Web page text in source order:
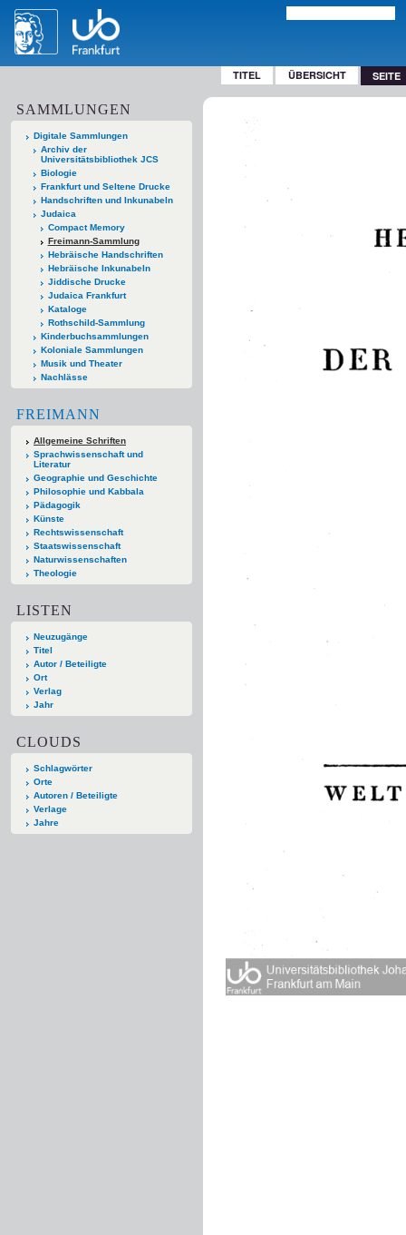
TITEL ÜBERSICHT SEITE
SAMMLUNGEN
Digitale Sammlungen
Archiv der
Universitätsbibliothek JCS
Biologie
Frankfurt und Seltene Drucke
Handschriften und Inkunabeln
Judaica
Compact Memory
Freimann-Sammlung
Hebräische Handschriften
Hebräische Inkunabeln
Jiddische Drucke
Judaica Frankfurt
Kataloge
Rothschild-Sammlung
Kinderbuchsammlungen
Koloniale Sammlungen
Musik und Theater
Nachlässe
FREIMANN
Allgemeine Schriften
Sprachwissenschaft und
Literatur
Geographie und Geschichte
Philosophie und Kabbala
Pädagogik
Künste
Rechtswissenschaft
Staatswissenschaft
Naturwissenschaften
Theologie
LISTEN
Neuzugänge
Titel
Autor / Beteiligte
Ort
Verlag
Jahr
CLOUDS
Schlagwörter
Orte
Autoren / Beteiligte
Verlage
Jahre